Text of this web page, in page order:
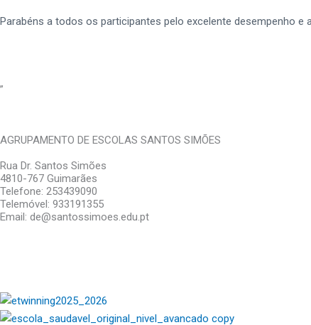
Parabéns a todos os participantes pelo excelente desempenho e
”
AGRUPAMENTO DE ESCOLAS SANTOS SIMÕES
Rua Dr. Santos Simões
4810-767 Guimarães
Telefone: 253439090
Telemóvel: 933191355
Email: de@santossimoes.edu.pt